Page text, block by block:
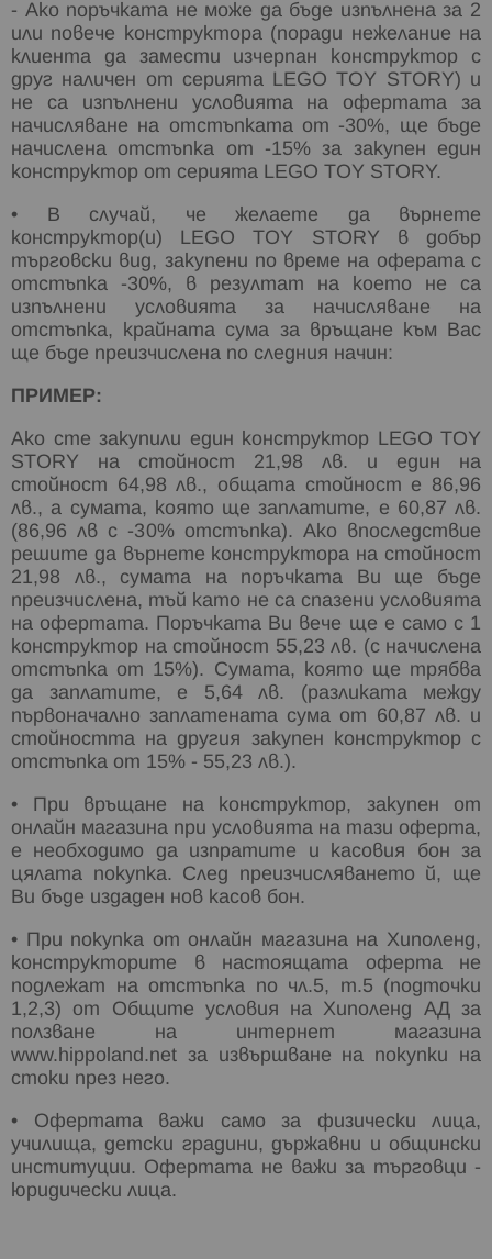
- Ако поръчката не може да бъде изпълнена за 2
или повече конструктора (поради нежелание на
клиента да замести изчерпан конструктор с
друг наличен от серията LEGO TOY STORY) и
не са изпълнени условията на офертата за
начисляване на отстъпката от -30%, ще бъде
начислена отстъпка от -15% за закупен един
конструктор от серията LEGO TOY STORY.
• В случай, че желаете да върнете
конструктор(и) LEGO TOY STORY в добър
търговски вид, закупени по време на оферата с
отстъпка -30%, в резултат на което не са
изпълнени условията за начисляване на
отстъпка, крайната сума за връщане към Вас
ще бъде преизчислена по следния начин:
ПРИМЕР:
Ако сте закупили един конструктор LEGO TOY
STORY на стойност 21,98 лв. и един на
стойност 64,98 лв., общата стойност е 86,96
лв., а сумата, която ще заплатите, е 60,87 лв.
(86,96 лв с -30% отстъпка). Ако впоследствие
решите да върнете конструктора на стойност
21,98 лв., сумата на поръчката Ви ще бъде
преизчислена, тъй като не са спазени условията
на офертата. Поръчката Ви вече ще е само с 1
конструктор на стойност 55,23 лв. (с начислена
отстъпка от 15%). Сумата, която ще трябва
да заплатите, е 5,64 лв. (разликата между
първоначално заплатената сума от 60,87 лв. и
стойността на другия закупен конструктор с
отстъпка от 15% - 55,23 лв.).
• При връщане на конструктор, закупен от
онлайн магазина при условията на тази оферта,
е необходимо да изпратите и касовия бон за
цялата покупка. След преизчисляването й, ще
Ви бъде издаден нов касов бон.
• При покупка от онлайн магазина на Хиполенд,
конструкторите в настоящата оферта не
подлежат на отстъпка по чл.5, т.5 (подточки
1,2,3) от Общите условия на Хиполенд АД за
ползване на интернет магазина
www.hippoland.net за извършване на покупки на
стоки през него.
• Офертата важи само за физически лица,
училища, детски градини, държавни и общински
институции. Офертата не важи за търговци -
юридически лица.